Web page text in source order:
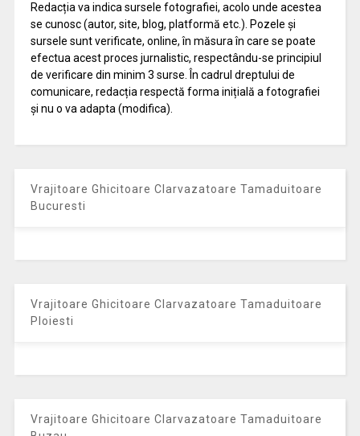
Redacția va indica sursele fotografiei, acolo unde acestea
se cunosc (autor, site, blog, platformă etc.). Pozele și
sursele sunt verificate, online, în măsura în care se poate
efectua acest proces jurnalistic, respectându-se principiul
de verificare din minim 3 surse. În cadrul dreptului de
comunicare, redacția respectă forma inițială a fotografiei
și nu o va adapta (modifica).
Vrajitoare Ghicitoare Clarvazatoare Tamaduitoare
Bucuresti
Vrajitoare Ghicitoare Clarvazatoare Tamaduitoare
Ploiesti
Vrajitoare Ghicitoare Clarvazatoare Tamaduitoare